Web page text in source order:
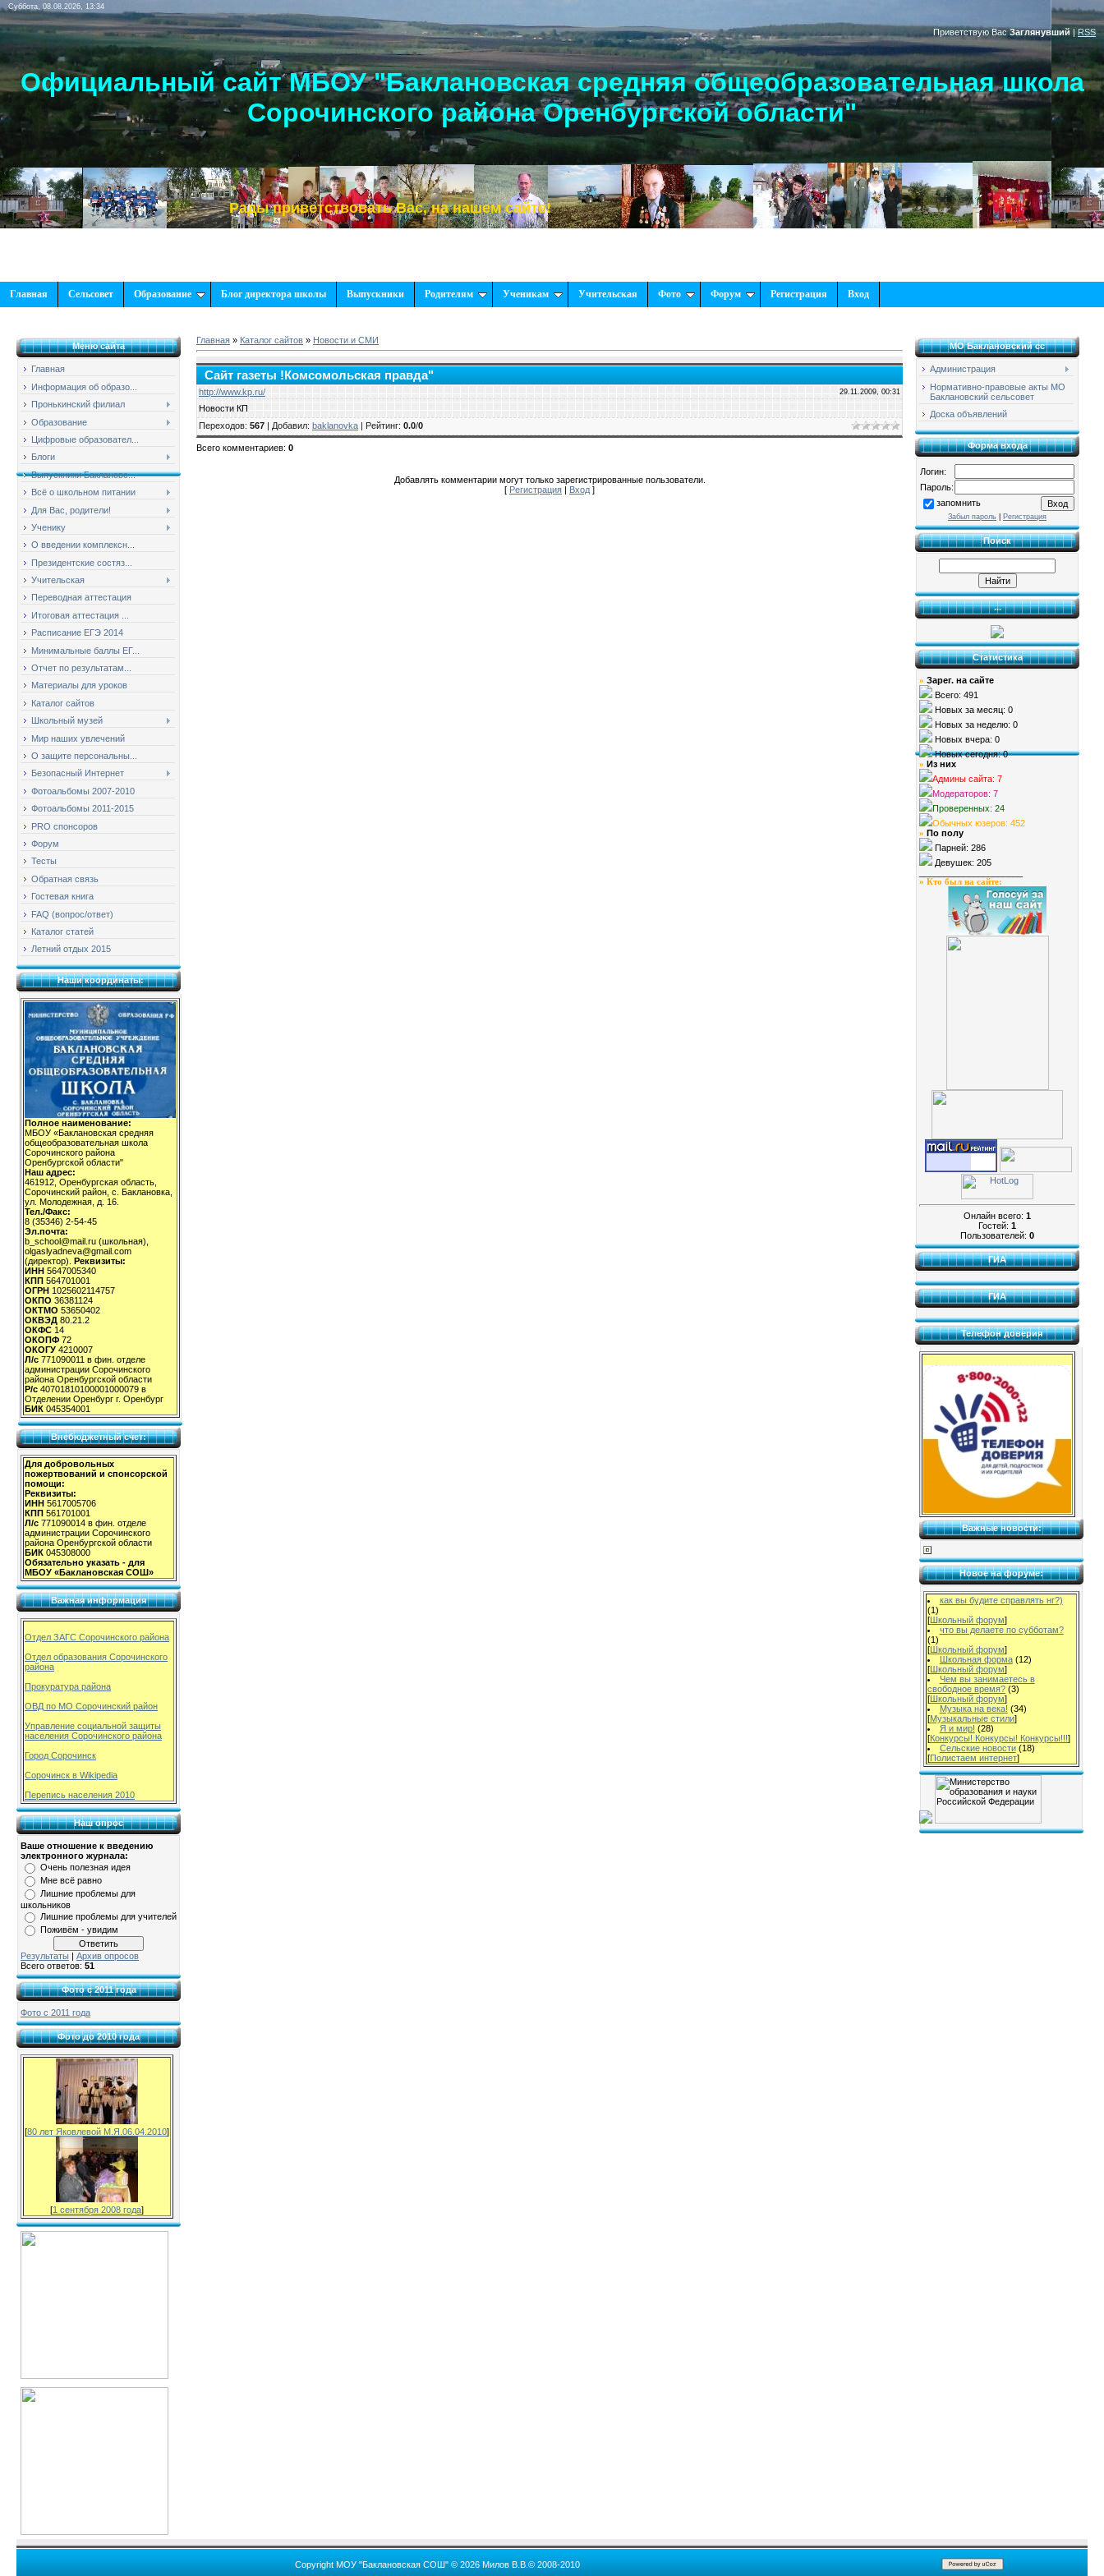
Суббота, 08.08.2026, 13:34
Приветствую Вас Заглянувший | RSS
Официальный сайт МБОУ "Баклановская средняя общеобразовательная школа
Сорочинского района Оренбургской области"
Рады приветствовать Вас, на нашем сайте!
Главная Сельсовет Образование Блог директора школы Выпускники Родителям Ученикам Учительская Фото Форум Регистрация Вход
Меню сайта
Главная
Информация об образо...
Пронькинский филиал
Образование
Цифровые образовател...
Блоги
Выпускники Баклановс...
Всё о школьном питании
Для Вас, родители!
Ученику
О введении комплексн...
Президентские состяз...
Учительская
Переводная аттестация
Итоговая аттестация ...
Расписание ЕГЭ 2014
Минимальные баллы ЕГ...
Отчет по результатам...
Материалы для уроков
Каталог сайтов
Школьный музей
Мир наших увлечений
О защите персональны...
Безопасный Интернет
Фотоальбомы 2007-2010
Фотоальбомы 2011-2015
PRO спонсоров
Форум
Тесты
Обратная связь
Гостевая книга
FAQ (вопрос/ответ)
Каталог статей
Летний отдых 2015
Наши координаты:
Полное наименование:
МБОУ «Баклановская средняя
общеобразовательная школа
Сорочинского района
Оренбургской области"
Наш адрес:
461912, Оренбургская область,
Сорочинский район, с. Баклановка,
ул. Молодежная, д. 16.
Тел./Факс:
8 (35346) 2-54-45
Эл.почта:
b_school@mail.ru (школьная),
olgaslyadneva@gmail.com
(директор). Реквизиты:
ИНН 5647005340
КПП 564701001
ОГРН 1025602114757
ОКПО 36381124
ОКТМО 53650402
ОКВЭД 80.21.2
ОКФС 14
ОКОПФ 72
ОКОГУ 4210007
Л/с 771090011 в фин. отделе
администрации Сорочинского
района Оренбургской области
Р/с 40701810100001000079 в
Отделении Оренбург г. Оренбург
БИК 045354001
Внебюджетный счет:
Для добровольных
пожертвований и спонсорской
помощи:
Реквизиты:
ИНН 5617005706
КПП 561701001
Л/с 771090014 в фин. отделе
администрации Сорочинского
района Оренбургской области
БИК 045308000
Обязательно указать - для
МБОУ «Баклановская СОШ»
Важная информация
Отдел ЗАГС Сорочинского района
Отдел образования Сорочинского
района
Прокуратура района
ОВД по МО Сорочинский район
Управление социальной защиты
населения Сорочинского района
Город Сорочинск
Сорочинск в Wikipedia
Перепись населения 2010
Наш опрос
Ваше отношение к введению
электронного журнала:
Очень полезная идея
Мне всё равно
Лишние проблемы для
школьников
Лишние проблемы для учителей
Поживём - увидим
Результаты
Архив опросов
Всего ответов: 51
Фото с 2011 года
Фото с 2011 года
Фото до 2010 года
[80 лет Яковлевой М.Я.06.04.2010]
[1 сентября 2008 года]
Главная » Каталог сайтов » Новости и СМИ
Сайт газеты !Комсомольская правда"
http://www.kp.ru/ 29.11.2009, 00:31
Новости КП
Переходов: 567 | Добавил: baklanovka | Рейтинг: 0.0/0
Всего комментариев: 0
Добавлять комментарии могут только зарегистрированные пользователи.
[ Регистрация | Вход ]
МО Баклановский сс
Администрация
Нормативно-правовые акты МО
Баклановский сельсовет
Доска объявлений
Форма входа
Логин:
Пароль:
запомнить
Забыл пароль Регистрация
Поиск
...
Статистика
» Зарег. на сайте
Всего: 491
Новых за месяц: 0
Новых за неделю: 0
Новых вчера: 0
Новых сегодня: 0
» Из них
Админы сайта: 7
Модераторов: 7
Проверенных: 24
Обычных юзеров: 452
» По полу
Парней: 286
Девушек: 205
» Кто был на сайте:
Онлайн всего: 1
Гостей: 1
Пользователей: 0
ГИА
ГИА
Телефон доверия
Важные новости:
Новое на форуме:
как вы будите справлять нг?)
(1)
[Школьный форум]
что вы делаете по субботам?
(1)
[Школьный форум]
Школьная форма (12)
[Школьный форум]
Чем вы занимаетесь в
свободное время? (3)
[Школьный форум]
Музыка на века! (34)
[Музыкальные стили]
Я и мир! (28)
[Конкурсы! Конкурсы! Конкурсы!!!]
Сельские новости (18)
[Полистаем интернет]
Copyright МОУ "Баклановская СОШ" © 2026 Милов В.В.© 2008-2010